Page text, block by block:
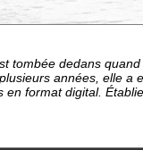
tombée dedans
années, elle a
en format digital.